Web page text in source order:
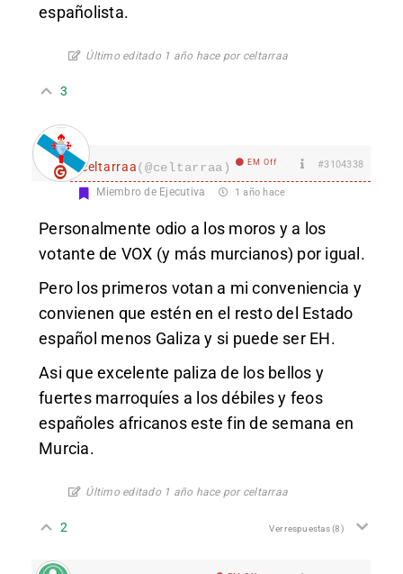
españolista.
Último editado 1 año hace por celtarraa
3
celtarraa(@celtarraa) EM Off #3104338
Miembro de Ejecutiva 1 año hace
Personalmente odio a los moros y a los
votante de VOX (y más murcianos) por igual.
Pero los primeros votan a mi conveniencia y
convienen que estén en el resto del Estado
español menos Galiza y si puede ser EH.
Asi que excelente paliza de los bellos y
fuertes marroquíes a los débiles y feos
españoles africanos este fin de semana en
Murcia.
Último editado 1 año hace por celtarraa
2 Ver respuestas(8)